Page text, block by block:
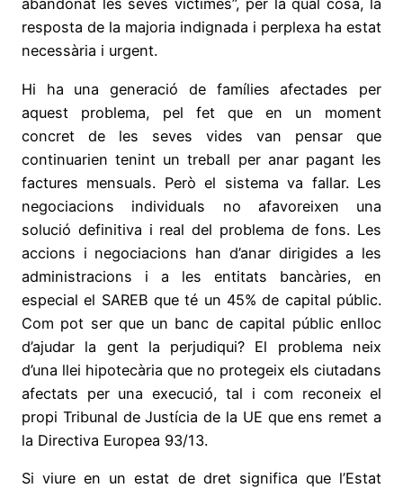
abandonat les seves víctimes”, per la qual cosa, la
resposta de la majoria indignada i perplexa ha estat
necessària i urgent.
Hi ha una generació de famílies afectades per
aquest problema, pel fet que en un moment
concret de les seves vides van pensar que
continuarien tenint un treball per anar pagant les
factures mensuals. Però el sistema va fallar. Les
negociacions individuals no afavoreixen una
solució definitiva i real del problema de fons. Les
accions i negociacions han d’anar dirigides a les
administracions i a les entitats bancàries, en
especial el SAREB que té un 45% de capital públic.
Com pot ser que un banc de capital públic enlloc
d’ajudar la gent la perjudiqui? El problema neix
d’una llei hipotecària que no protegeix els ciutadans
afectats per una execució, tal i com reconeix el
propi Tribunal de Justícia de la UE que ens remet a
la Directiva Europea 93/13.
Si viure en un estat de dret significa que l’Estat